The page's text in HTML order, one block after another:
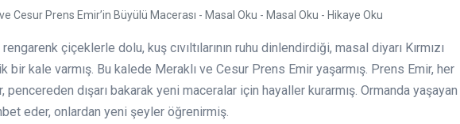
Cesur Prens Emir’in Büyülü Macerası - Masal Oku - Masal Oku - Hikaye Oku
çiçeklerle dolu, kuş cıvıltılarının ruhu dinlendirdiği, masal diyarı Kırmızı
bir kale varmış. Bu kalede Meraklı ve Cesur Prens Emir yaşarmış. Prens Emir, her
pencereden dışarı bakarak yeni maceralar için hayaller kurarmış. Ormanda yaşayan
eder, onlardan yeni şeyler öğrenirmiş.